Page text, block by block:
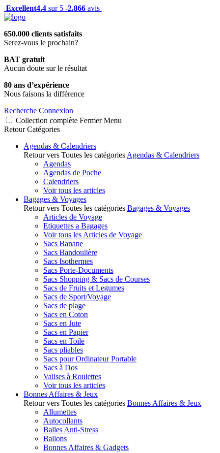
Excellent4.4 sur 5 -2.866 avis
650.000 clients satisfaits
Serez-vous le prochain?
BAT gratuit
Aucun doute sur le résultat
80 ans d’expérience
Nous faisons la différence
Recherche Connexion
Collection complète Fermer Menu
Retour Catégories
Agendas & Calendriers
Retour vers Toutes les catégories Agendas & Calendriers
Agendas
Agendas de Poche
Calendriers
Voir tous les articles
Bagages & Voyages
Retour vers Toutes les catégories Bagages & Voyages
Articles de Voyage
Etiquettes a Bagages
Voir tous les Articles de Voyage
Sacs Banane
Sacs Bandoulière
Sacs Isothermes
Sacs Porte-Documents
Sacs Shopping & Sacs de Courses
Sacs de Fruits et Legumes
Sacs de Sport/Voyage
Sacs de plage
Sacs en Coton
Sacs en Jute
Sacs en Papier
Sacs en Toile
Sacs pliables
Sacs pour Ordinateur Portable
Sacs à Dos
Valises à Roulettes
Voir tous les articles
Bonnes Affaires & Jeux
Retour vers Toutes les catégories Bonnes Affaires & Jeux
Allumettes
Autocollants
Balles Anti-Stress
Ballons
Bonnes Affaires & Gadgets